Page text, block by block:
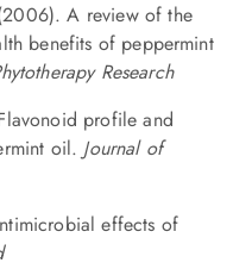
A review of the
benefits of peppermint
Research
profile and
oil. Journal of
effects of